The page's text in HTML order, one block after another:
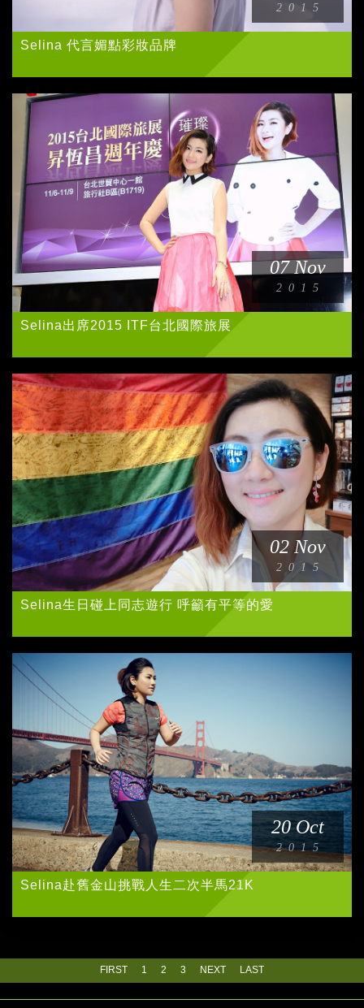
2015
Selina 代言媚點彩妝品牌
07 Nov
2015
Selina出席2015 ITF台北國際旅展
02 Nov
2015
Selina生日碰上同志遊行 呼籲有平等的愛
20 Oct
2015
Selina赴舊金山挑戰人生二次半馬21K
FIRST 1 2 3 NEXT LAST